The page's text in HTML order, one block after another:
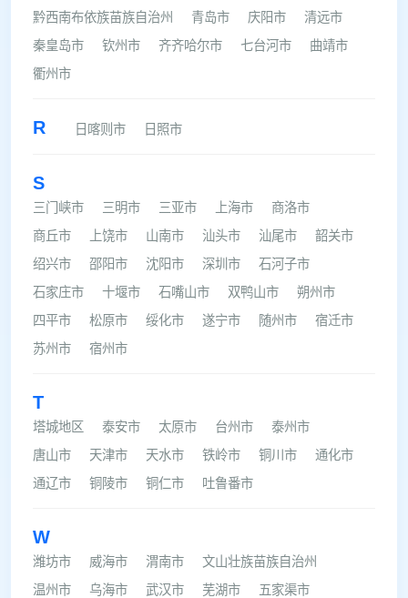
黔西南布依族苗族自治州
青岛市 庆阳市
清远市
秦皇岛市
钦州市 齐齐哈尔市 七台河市
曲靖市
衢州市
R 日喀则市 日照市
S
三门峡市 三明市 三亚市 上海市
商洛市
商丘市
上饶市 山南市 汕头市 汕尾市
韶关市
绍兴市
邵阳市 沈阳市 深圳市
石河子市
石家庄市
十堰市 石嘴山市 双鸭山市
朔州市
四平市
松原市 绥化市 遂宁市 随州市
宿迁市
苏州市
宿州市
T
塔城地区 泰安市 太原市 台州市
泰州市
唐山市
天津市 天水市 铁岭市 铜川市
通化市
通辽市
铜陵市 铜仁市 吐鲁番市
W
潍坊市 威海市 渭南市
文山壮族苗族自治州
温州市
乌海市 武汉市 芜湖市
五家渠市